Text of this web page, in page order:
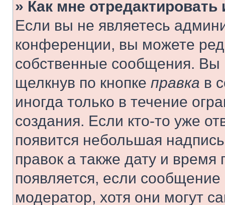
» Как мне
Если вы не являетесь
конференции, вы можете
собственные сообщения. Вы
щелкнув по кнопке правка в
иногда только в течение
создания. Если кто-то уже
появится небольшая
правок а также дату и
появляется, если
модератор, хотя они могут